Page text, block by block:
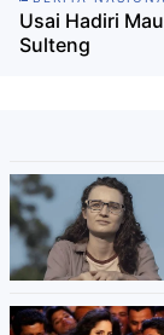
Usai Hadiri
Sulteng